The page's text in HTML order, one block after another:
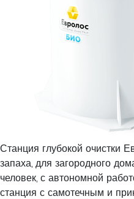
Станция глубокой очистки
запаха, для загородного
человек, с автономной
станция с самотечным и